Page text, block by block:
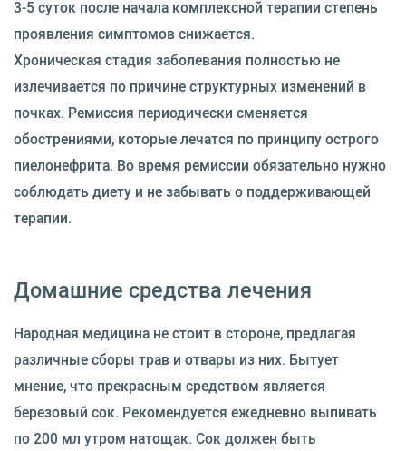
3-5 суток после начала комплексной терапии степень
проявления симптомов снижается.
Хроническая стадия заболевания полностью не
излечивается по причине структурных изменений в
почках. Ремиссия периодически сменяется
обострениями, которые лечатся по принципу острого
пиелонефрита. Во время ремиссии обязательно нужно
соблюдать диету и не забывать о поддерживающей
терапии.
Домашние средства лечения
Народная медицина не стоит в стороне, предлагая
различные сборы трав и отвары из них. Бытует
мнение, что прекрасным средством является
березовый сок. Рекомендуется ежедневно выпивать
по 200 мл утром натощак. Сок должен быть